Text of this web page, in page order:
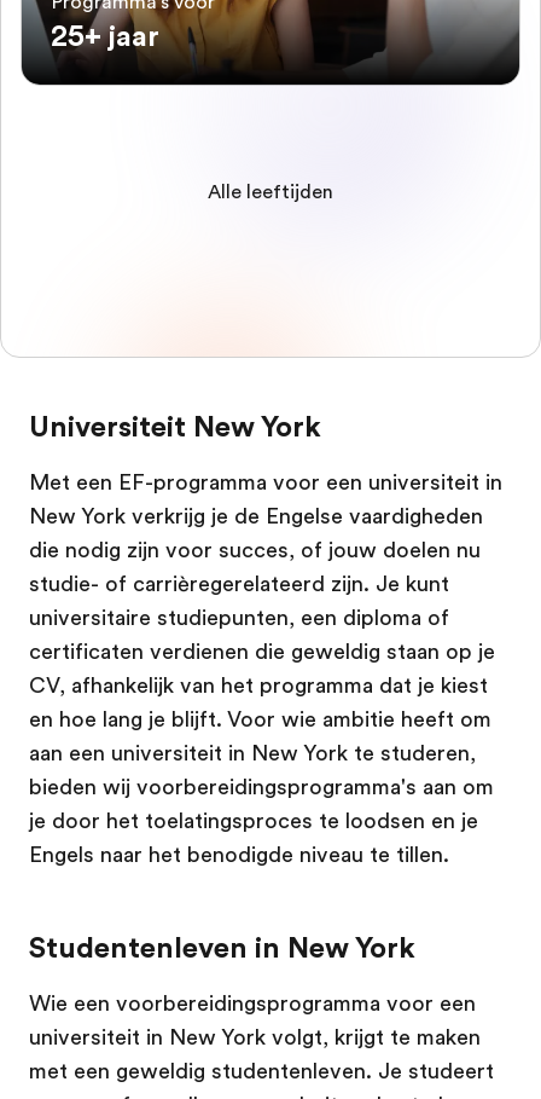
25+ jaar
Alle leeftijden
Universiteit New York
Met een EF-programma voor een universiteit in
New York verkrijg je de Engelse vaardigheden
die nodig zijn voor succes, of jouw doelen nu
studie- of carrièregerelateerd zijn. Je kunt
universitaire studiepunten, een diploma of
certificaten verdienen die geweldig staan op je
CV, afhankelijk van het programma dat je kiest
en hoe lang je blijft. Voor wie ambitie heeft om
aan een universiteit in New York te studeren,
bieden wij voorbereidingsprogramma's aan om
je door het toelatingsproces te loodsen en je
Engels naar het benodigde niveau te tillen.
Studentenleven in New York
Wie een voorbereidingsprogramma voor een
universiteit in New York volgt, krijgt te maken
met een geweldig studentenleven. Je studeert